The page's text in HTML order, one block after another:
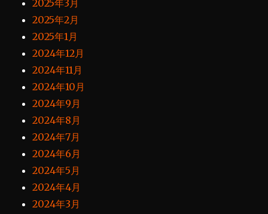
2025年3月
2025年2月
2025年1月
2024年12月
2024年11月
2024年10月
2024年9月
2024年8月
2024年7月
2024年6月
2024年5月
2024年4月
2024年3月